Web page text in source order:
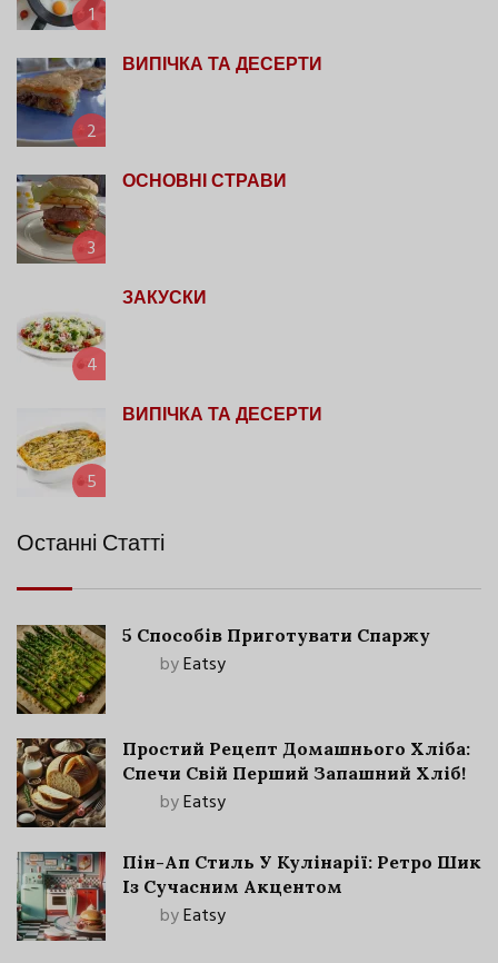
1
2
ВИПІЧКА ТА ДЕСЕРТИ
3
ОСНОВНІ СТРАВИ
4
ЗАКУСКИ
5
ВИПІЧКА ТА ДЕСЕРТИ
Останні Статті
5 Способів Приготувати Спаржу
byEatsy
Простий Рецепт Домашнього Хліба:
Спечи Свій Перший Запашний Хліб!
byEatsy
Пін-Ап Стиль У Кулінарії: Ретро Шик
Із Сучасним Акцентом
byEatsy